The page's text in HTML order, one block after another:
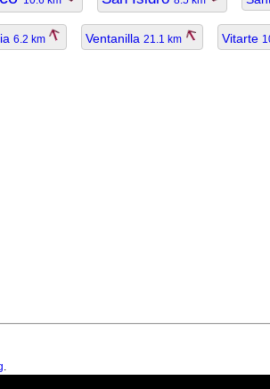
6.2 km Ventanilla 21.1 km Vitarte
.